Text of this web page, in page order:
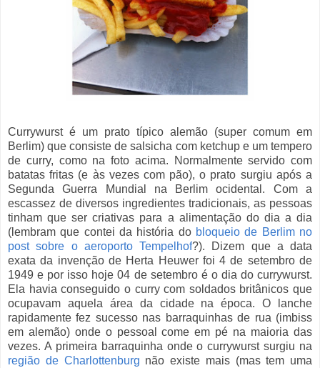
Currywurst é um prato típico alemão (super comum em
Berlim) que consiste de salsicha com ketchup e um tempero
de curry, como na foto acima. Normalmente servido com
batatas fritas (e às vezes com pão), o prato surgiu após a
Segunda Guerra Mundial na Berlim ocidental. Com a
escassez de diversos ingredientes tradicionais, as pessoas
tinham que ser criativas para a alimentação do dia a dia
(lembram que contei da história do bloqueio de Berlim no
post sobre o aeroporto Tempelhof?). Dizem que a data
exata da invenção de Herta Heuwer foi 4 de setembro de
1949 e por isso hoje 04 de setembro é o dia do currywurst.
Ela havia conseguido o curry com soldados britânicos que
ocupavam aquela área da cidade na época. O lanche
rapidamente fez sucesso nas barraquinhas de rua (imbiss
em alemão) onde o pessoal come em pé na maioria das
vezes. A primeira barraquinha onde o currywurst surgiu na
região de Charlottenburg não existe mais (mas tem uma